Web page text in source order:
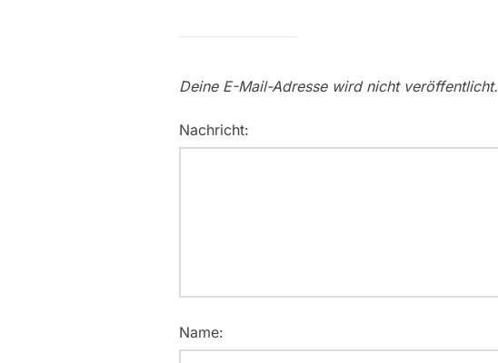
Deine E-Mail-Adresse wird nicht veröffentlicht.
Nachricht:
Name: